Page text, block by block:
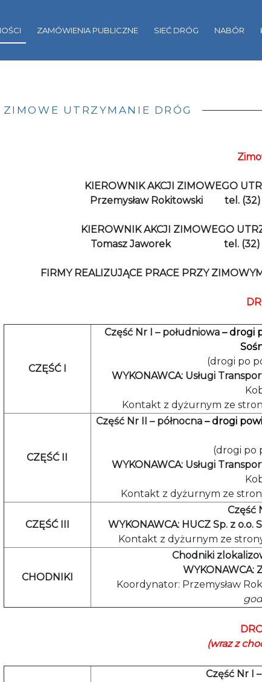
ZAMÓWIENIA PUBLICZNE SIEĆ DRÓG NABÓR
ZIMOWE UTRZYMANIE DRÓG
KIEROWNIK AKCJI ZIMOWEGO
Przemysław Rokitowski
tel.
KIEROWNIK AKCJI ZIMOWEGO
Tomasz Jaworek
tel.
FIRMY REALIZUJĄCE PRACE PRZY
CZĘŚĆ I
Część Nr I – południowa– drogi
(drogi po
WYKONAWCA: Usługi
Kontakt z dyżurnym ze
CZĘŚĆ II
Część Nr II – północna –drogi
(drogi po
WYKONAWCA: Usługi
Kontakt z dyżurnym ze
CZĘŚĆ III
Część
WYKONAWCA: HUCZ Sp. z o.o.
Kontakt z dyżurnym ze
CHODNIKI
Chodniki
WYKONAWCA:
Koordynator: Przemysław
(wraz z
Część Nr I